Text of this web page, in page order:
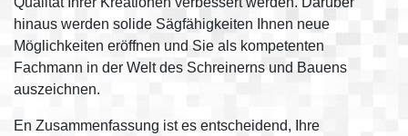
hinaus werden solide Sägfähigkeiten Ihnen neue
Möglichkeiten eröffnen und Sie als kompetenten
Fachmann in der Welt des Schreinerns und Bauens
auszeichnen.
En Zusammenfassung ist es entscheidend, Ihre